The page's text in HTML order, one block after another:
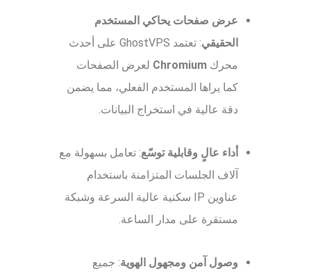
عرض صفحات يحاكي المستخدم
الحقيقي
: تعتمد GhostVPS على أحدث
محرك Chromium لعرض الصفحات
كما يراها المستخدم الفعلي، مما يضمن
دقة عالية في استخراج البيانات.
أداء عالٍ وقابلية توسّع: تعامل بسهولة مع
آلاف الجلسات المتزامنة باستخدام
عناوين IP سكنية عالية السرعة وشبكة
مستقرة على مدار الساعة.
وصول آمن ومجهول الهوية: جميع